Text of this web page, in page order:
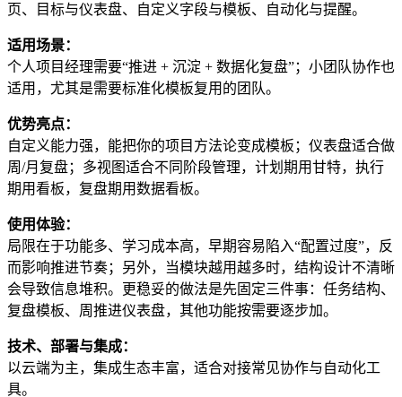
页、目标与仪表盘、自定义字段与模板、自动化与提醒。
适用场景：
个人项目经理需要“推进 + 沉淀 + 数据化复盘”；小团队协作也
适用，尤其是需要标准化模板复用的团队。
优势亮点：
自定义能力强，能把你的项目方法论变成模板；仪表盘适合做
周/月复盘；多视图适合不同阶段管理，计划期用甘特，执行
期用看板，复盘期用数据看板。
使用体验：
局限在于功能多、学习成本高，早期容易陷入“配置过度”，反
而影响推进节奏；另外，当模块越用越多时，结构设计不清晰
会导致信息堆积。更稳妥的做法是先固定三件事：任务结构、
复盘模板、周推进仪表盘，其他功能按需要逐步加。
技术、部署与集成：
以云端为主，集成生态丰富，适合对接常见协作与自动化工
具。